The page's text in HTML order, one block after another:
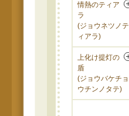
情熱のティア
ラ
(ジョウネツノテ
ィアラ)
上化け提灯の
盾
(ジョウバケチョ
ウチンノタテ)